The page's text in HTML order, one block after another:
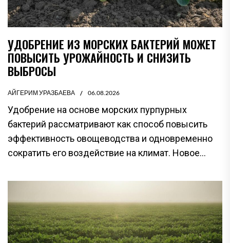
УДОБРЕНИЕ ИЗ МОРСКИХ БАКТЕРИЙ МОЖЕТ
ПОВЫСИТЬ УРОЖАЙНОСТЬ И СНИЗИТЬ
ВЫБРОСЫ
АЙГЕРИМ УРАЗБАЕВА 06.08.2026
Удобрение на основе морских пурпурных
бактерий рассматривают как способ повысить
эффективность овощеводства и одновременно
сократить его воздействие на климат. Новое...